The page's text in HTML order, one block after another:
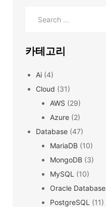
카테고리
Ai (4)
Cloud (31)
AWS (29)
Azure (2)
Database (47)
MariaDB (10)
MongoDB (3)
MySQL (10)
Oracle Database
PostgreSQL (11)